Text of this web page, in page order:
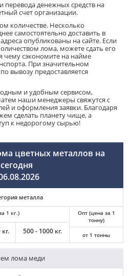
денежных средств на
счет организации.
количестве. Несколько
самостоятельно доставить в
опубликованы на сайте. Если
лома, можете сдать его
чему сэкономите на найме
При значительном
вывозу предоставляется
и удобным сервисом,
наши менеджеры свяжутся с
и оформления заявки. Благодаря
сделать планету чище, а
к недорогому сырью!
цветных металлов на
сегодня
металла
1 кг.)
500 - 1000 кг.
Опт (цена за 1
тонну)
от 1 тонны
лома меди